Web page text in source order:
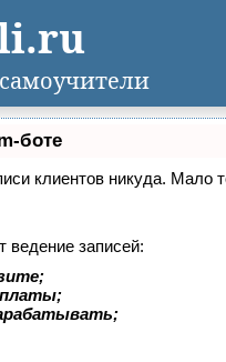
боте
клиентов никуда.
ведение записей: